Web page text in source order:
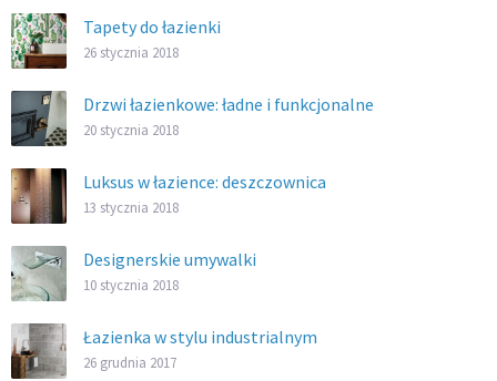
Tapety do łazienki
26 stycznia 2018
Drzwi łazienkowe: ładne i funkcjonalne
20 stycznia 2018
Luksus w łazience: deszczownica
13 stycznia 2018
Designerskie umywalki
10 stycznia 2018
Łazienka w stylu industrialnym
26 grudnia 2017